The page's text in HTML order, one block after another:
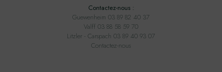
Contactez-nous :
Guewenheim 03 89 82 40 37
Valff 03 88 58 59 70
Litzler - Carspach 03 89 40 93 07
Contactez-nous